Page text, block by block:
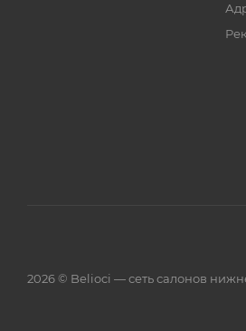
2026 © Belioci — сеть салонов